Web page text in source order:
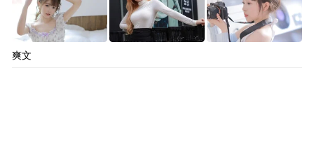
爽文